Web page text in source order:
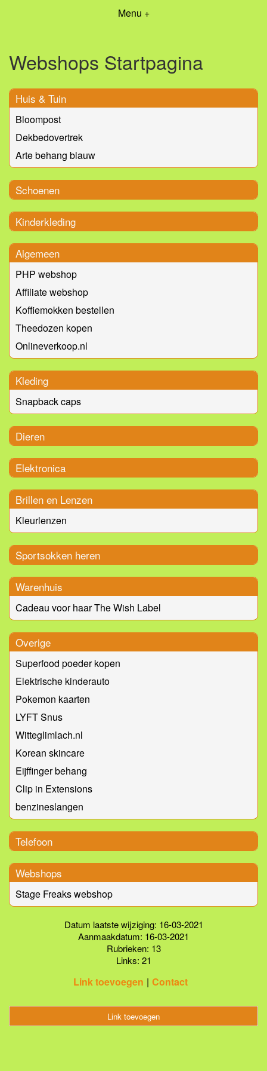
Menu +
Webshops Startpagina
Huis & Tuin
Bloompost
Dekbedovertrek
Arte behang blauw
Schoenen
Kinderkleding
Algemeen
PHP webshop
Affiliate webshop
Koffiemokken bestellen
Theedozen kopen
Onlineverkoop.nl
Kleding
Snapback caps
Dieren
Elektronica
Brillen en Lenzen
Kleurlenzen
Sportsokken heren
Warenhuis
Cadeau voor haar The Wish Label
Overige
Superfood poeder kopen
Elektrische kinderauto
Pokemon kaarten
LYFT Snus
Witteglimlach.nl
Korean skincare
Eijffinger behang
Clip in Extensions
benzineslangen
Telefoon
Webshops
Stage Freaks webshop
Datum laatste wijziging: 16-03-2021
Aanmaakdatum: 16-03-2021
Rubrieken: 13
Links: 21
Link toevoegen Contact
Link toevoegen